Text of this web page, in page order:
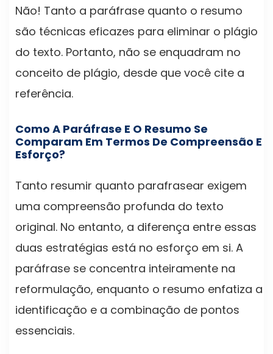
Não! Tanto a paráfrase quanto o resumo
são técnicas eficazes para eliminar o plágio
do texto. Portanto, não se enquadram no
conceito de plágio, desde que você cite a
referência.
Como A Paráfrase E O Resumo Se
Comparam Em Termos De Compreensão E
Esforço?
Tanto resumir quanto parafrasear exigem
uma compreensão profunda do texto
original. No entanto, a diferença entre essas
duas estratégias está no esforço em si. A
paráfrase se concentra inteiramente na
reformulação, enquanto o resumo enfatiza a
identificação e a combinação de pontos
essenciais.